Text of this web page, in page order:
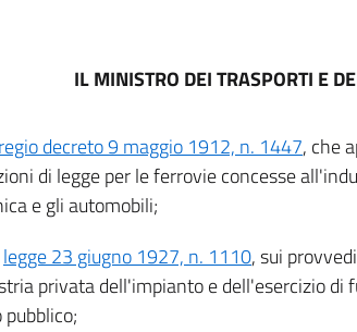
IL MINISTRO DEI TRASPORTI E
regio decreto 9 maggio 1912, n. 1447, che
di legge per le ferrovie concesse
e gli automobili;
legge 23 giugno 1927, n. 1110, sui
privata dell'impianto e dell'esercizio di